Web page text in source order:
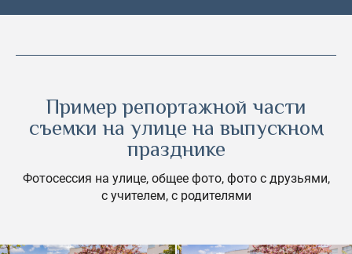
Пример репортажной части
съемки на улице на выпускном
празднике
Фотосессия на улице, общее фото, фото с друзьями,
с учителем, с родителями